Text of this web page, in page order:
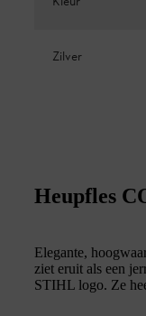
Zilver
Heupfles
Elegante,
ziet eruit als een
STIHL logo. Ze